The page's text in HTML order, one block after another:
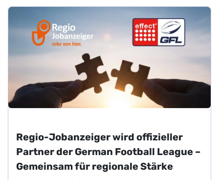
Regio-Jobanzeiger wird offizieller
Partner der German Football League –
Gemeinsam für regionale Stärke